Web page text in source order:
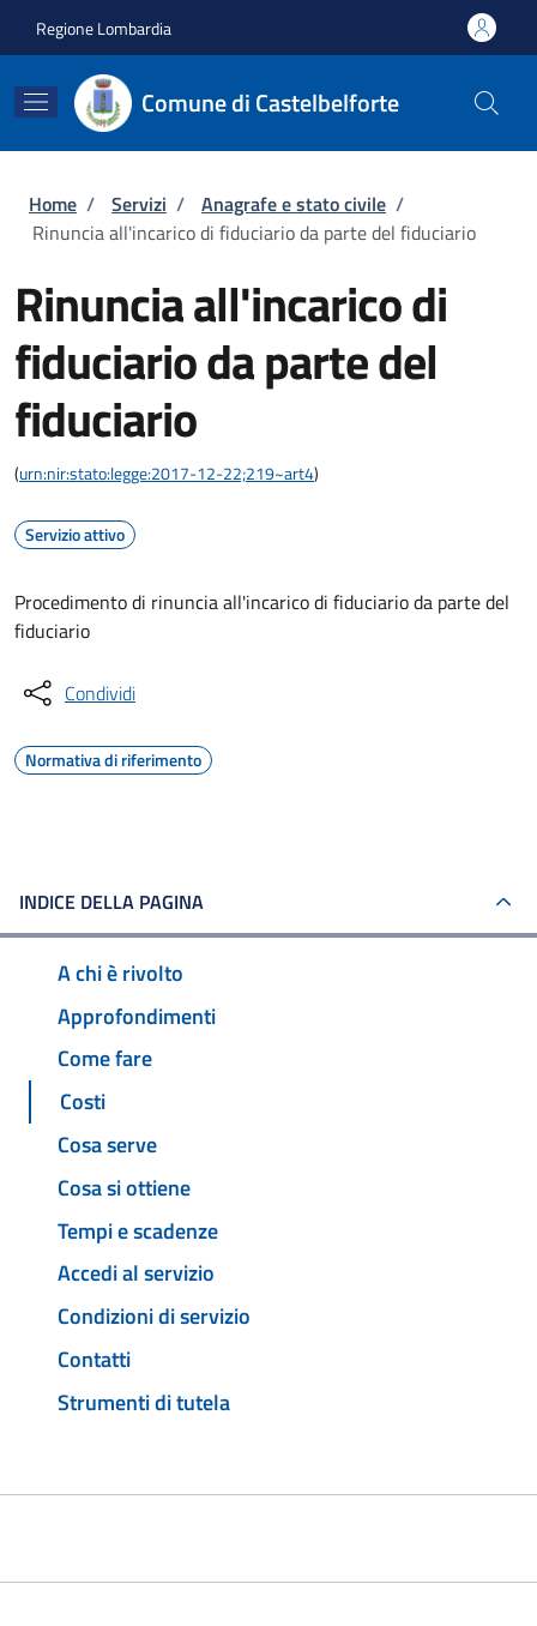
Regione Lombardia
Comune di Castelbelforte
Briciole di pane
Home / Servizi / Anagrafe e stato civile /
Rinuncia all'incarico di fiduciario da parte del fiduciario
Rinuncia all'incarico di
fiduciario da parte del
fiduciario
(urn:nir:stato:legge:2017-12-22;219~art4)
Servizio attivo
Procedimento di rinuncia all'incarico di fiduciario da parte del
fiduciario
Condividi
Normativa di riferimento
INDICE DELLA PAGINA
A chi è rivolto
Approfondimenti
Come fare
Costi
Cosa serve
Cosa si ottiene
Tempi e scadenze
Accedi al servizio
Condizioni di servizio
Contatti
Strumenti di tutela